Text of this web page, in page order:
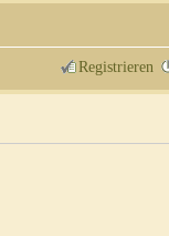
Registrieren